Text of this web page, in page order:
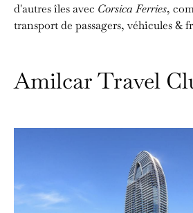
d'autres îles avec Corsica Ferries,
transport de passagers, véhicules &
Amilcar Travel